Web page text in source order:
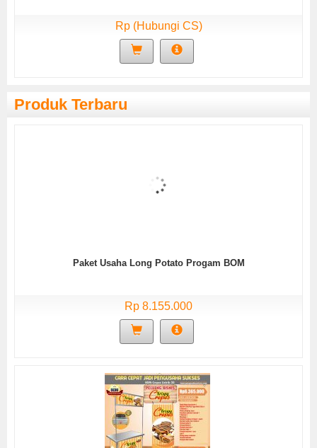
Rp (Hubungi CS)
Produk Terbaru
Paket Usaha Long Potato Progam BOM
Rp 8.155.000